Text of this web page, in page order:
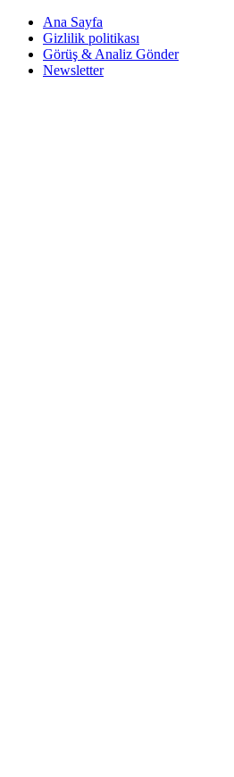
Ana Sayfa
Gizlilik politikası
Görüş & Analiz Gönder
Newsletter